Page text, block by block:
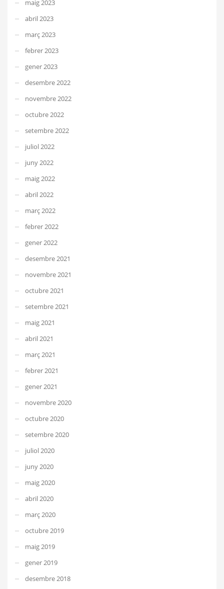
maig 2023
abril 2023
març 2023
febrer 2023
gener 2023
desembre 2022
novembre 2022
octubre 2022
setembre 2022
juliol 2022
juny 2022
maig 2022
abril 2022
març 2022
febrer 2022
gener 2022
desembre 2021
novembre 2021
octubre 2021
setembre 2021
maig 2021
abril 2021
març 2021
febrer 2021
gener 2021
novembre 2020
octubre 2020
setembre 2020
juliol 2020
juny 2020
maig 2020
abril 2020
març 2020
octubre 2019
maig 2019
gener 2019
desembre 2018